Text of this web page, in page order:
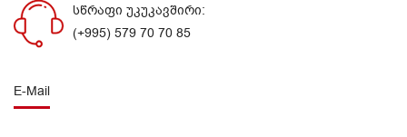
სწრაფი უკუკავშირი:
(+995) 579 70 70 85
E-Mail